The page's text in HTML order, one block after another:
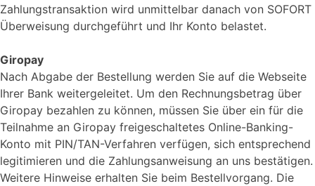
Zahlungstransaktion wird unmittelbar danach von SOFORT
Überweisung durchgeführt und Ihr Konto belastet.
Giropay
Nach Abgabe der Bestellung werden Sie auf die Webseite
Ihrer Bank weitergeleitet. Um den Rechnungsbetrag über
Giropay bezahlen zu können, müssen Sie über ein für die
Teilnahme an Giropay freigeschaltetes Online-Banking-
Konto mit PIN/TAN-Verfahren verfügen, sich entsprechend
legitimieren und die Zahlungsanweisung an uns bestätigen.
Weitere Hinweise erhalten Sie beim Bestellvorgang. Die